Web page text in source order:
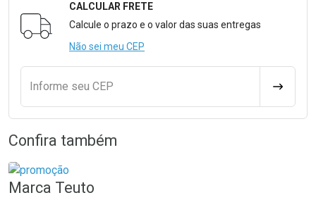
Formulário para Calcular o Frete
CALCULAR FRETE
Calcule o prazo e o valor das suas entregas
Não sei meu CEP
Informe seu CEP
Confira também
Marca Teuto